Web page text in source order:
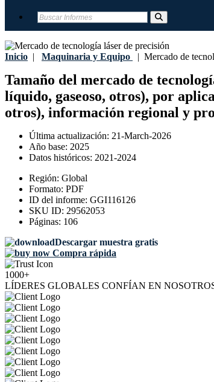
Inicio | Maquinaria y Equipo | Mercado de
Tamaño del mercado de
líquido, gaseoso, otros), por
otros), información regional y
Última actualización: 21-March-2026
Año base: 2025
Datos históricos: 2021-2024
Región: Global
Formato: PDF
ID del informe: GGI116126
SKU ID: 29562053
Páginas: 106
Descargar muestra gratis
Compra rápida
1000+
LÍDERES GLOBALES CONFÍAN EN